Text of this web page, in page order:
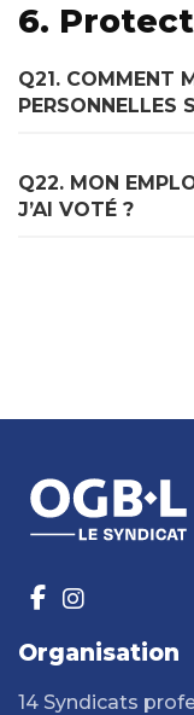
6.
Q21. COMMENT
PERSONNELLES
Q22. MON
J’AI VOTÉ ?
Organisation
14 Syndicats